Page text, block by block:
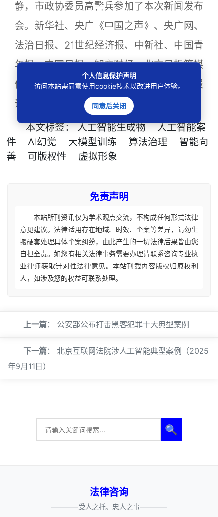
静，市政协委员高警兵参加了本次新闻发布
会。新华社、央广《中国之声》、央广网、
法治日报、21世纪经济报、中新社、中国青
年报、中国日报、知产财经、北京日报等媒
体记者通过线上、线下方式进行参会、报
道。
本文标签：人工智能生成物
人工智能案
件
AI幻觉 大模型训练 算法治理
智能向
善
可版权性 虚拟形象
免责声明
本站所刊资讯仅为学术观点交流，不构成任何形式法律
意见建议。法律适用存在地域、时效、个案等差异，请勿生
搬硬套处理具体个案纠纷，由此产生的一切法律后果皆由您
自担全责。如您有相关法律事务需要办理请联系咨询专业执
业律师获取针对性法律意见。本站刊载内容版权归原权利
人，如涉及您的权益可联系处理。
上一篇： 公安部公布打击黑客犯罪十大典型案例
下一篇： 北京互联网法院涉人工智能典型案例（2025
年9月11日）
🔍
法律咨询
————受人之托、忠人之事————
个人信息保护声明
访问本站需同意使用cookie技术以改进用户体验。
同意后关闭